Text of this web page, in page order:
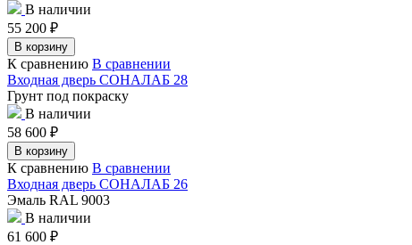
В наличии
55 200 ₽
В корзину
К сравнению В сравнении
Входная дверь СОНАЛАБ 28
Грунт под покраску
В наличии
58 600 ₽
В корзину
К сравнению В сравнении
Входная дверь СОНАЛАБ 26
Эмаль RAL 9003
В наличии
61 600 ₽